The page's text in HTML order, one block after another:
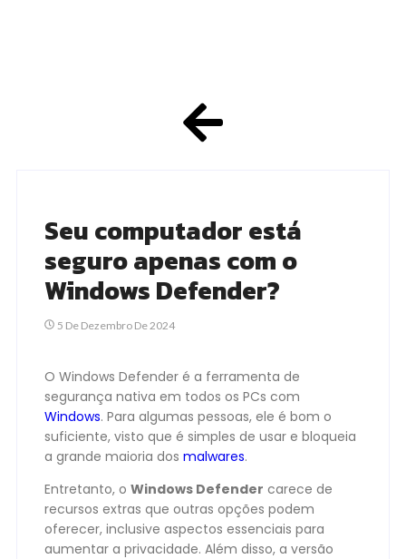
Seu computador está
seguro apenas com o
Windows Defender?
5 De Dezembro De 2024
O Windows Defender é a ferramenta de
segurança nativa em todos os PCs com
Windows. Para algumas pessoas, ele é bom o
suficiente, visto que é simples de usar e bloqueia
a grande maioria dos malwares.
Entretanto, o Windows Defender carece de
recursos extras que outras opções podem
oferecer, inclusive aspectos essenciais para
aumentar a privacidade. Além disso, a versão